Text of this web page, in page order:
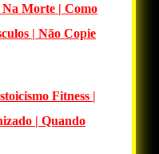
Morte | Como
| Não Copie
Fitness |
| Quando